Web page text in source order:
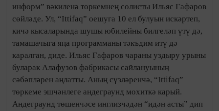
информ” вәкиленә төркемнең солисты Ильяс Гафаров
сөйләде. Ул, “Ittifaq” оешуга 10 ел булуын искәртеп,
кичә кысаларында шушы юбилейны билгеләп үтү дә,
тамашачыга яңа программаны тәкъдим итү дә
каралган, диде. Ильяс Гафаров чараны уздыру урыны
буларак Алафузов фабрикасы сайлануының
сәбәпләрен аңлатты. Аның сүзләренчә, “Ittifaq”
төркеме эшчәнлеге андеграунд мохиткә карый.
Андеграунд төшенчәсе инглизчәдән “идән асты” дип